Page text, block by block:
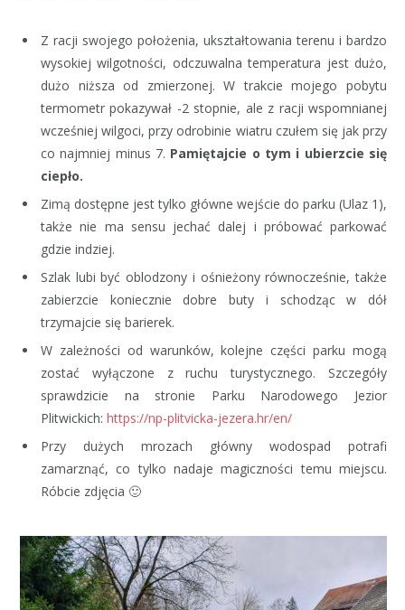
Z racji swojego położenia, ukształtowania terenu i bardzo
wysokiej wilgotności, odczuwalna temperatura jest dużo,
dużo niższa od zmierzonej. W trakcie mojego pobytu
termometr pokazywał -2 stopnie, ale z racji wspomnianej
wcześniej wilgoci, przy odrobinie wiatru czułem się jak przy
co najmniej minus 7. Pamiętajcie o tym i ubierzcie się
ciepło.
Zimą dostępne jest tylko główne wejście do parku (Ulaz 1),
także nie ma sensu jechać dalej i próbować parkować
gdzie indziej.
Szlak lubi być oblodzony i ośnieżony równocześnie, także
zabierzcie koniecznie dobre buty i schodząc w dół
trzymajcie się barierek.
W zależności od warunków, kolejne części parku mogą
zostać wyłączone z ruchu turystycznego. Szczegóły
sprawdzicie na stronie Parku Narodowego Jezior
Plitwickich: https://np-plitvicka-jezera.hr/en/
Przy dużych mrozach główny wodospad potrafi
zamarznąć, co tylko nadaje magiczności temu miejscu.
Róbcie zdjęcia 🙂